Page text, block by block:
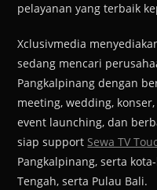
pelayanan yang terbaik
Xclusivmedia
sedang mencari
Pangkalpinang dengan
meeting, wedding,
event launching, dan
siap support Sewa TV
Pangkalpinang, serta
Tengah, serta Pulau Bali.